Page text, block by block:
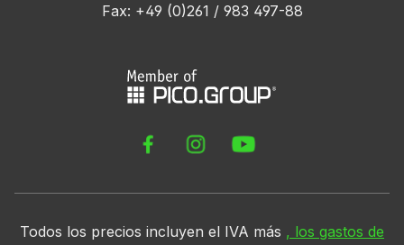
Fax: +49 (0)261 / 983 497-88
Todos los precios incluyen el IVA más , los gastos de